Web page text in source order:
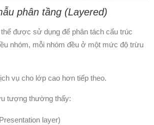
phân tầng (Layered)
được sử dụng để phân tách cấu trúc
nhóm, mỗi nhóm đều ở một mức độ trừu
vụ cho lớp cao hơn tiếp theo.
tượng thường thấy:
layer)